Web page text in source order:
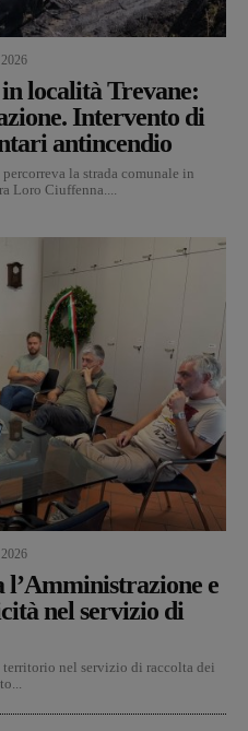
località Trevane:
Intervento di
antincendio
la strada comunale in
Loro Ciuffenna....
e
nel servizio di
nel servizio di raccolta dei